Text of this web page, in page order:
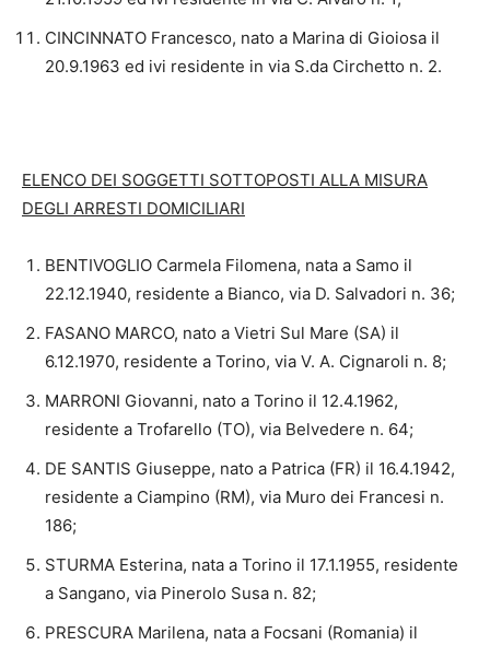
CINCINNATO Francesco, nato a Marina di Gioiosa il
20.9.1963 ed ivi residente in via S.da Circhetto n. 2.
ELENCO DEI SOGGETTI SOTTOPOSTI ALLA MISURA
DEGLI ARRESTI DOMICILIARI
BENTIVOGLIO Carmela Filomena, nata a Samo il
22.12.1940, residente a Bianco, via D. Salvadori n. 36;
FASANO MARCO, nato a Vietri Sul Mare (SA) il
6.12.1970, residente a Torino, via V. A. Cignaroli n. 8;
MARRONI Giovanni, nato a Torino il 12.4.1962,
residente a Trofarello (TO), via Belvedere n. 64;
DE SANTIS Giuseppe, nato a Patrica (FR) il 16.4.1942,
residente a Ciampino (RM), via Muro dei Francesi n.
186;
STURMA Esterina, nata a Torino il 17.1.1955, residente
a Sangano, via Pinerolo Susa n. 82;
PRESCURA Marilena, nata a Focsani (Romania) il